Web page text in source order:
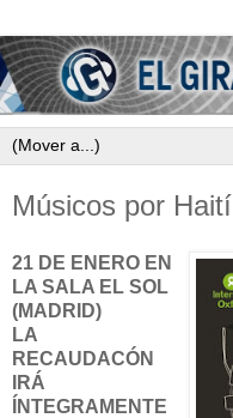
Músicos por Haití
21 DE ENERO EN
LA SALA EL SOL
(MADRID)
LA
RECAUDACÓN
IRÁ
ÍNTEGRAMENTE